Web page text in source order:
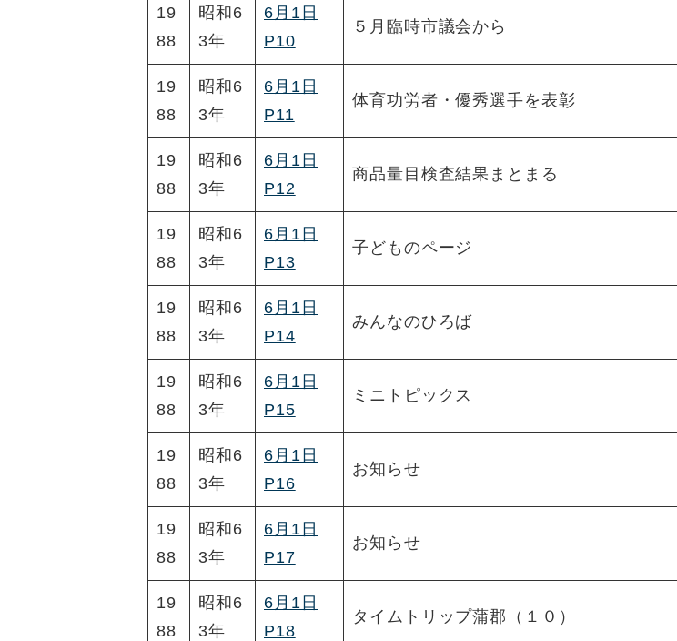
19
88
昭和6
3年
6月1日
P10
５月臨時市議会から
19
88
昭和6
3年
6月1日
P11
体育功労者・優秀選手を表彰
19
88
昭和6
3年
6月1日
P12
商品量目検査結果まとまる
19
88
昭和6
3年
6月1日
P13
子どものページ
19
88
昭和6
3年
6月1日
P14
みんなのひろば
19
88
昭和6
3年
6月1日
P15
ミニトピックス
19
88
昭和6
3年
6月1日
P16
お知らせ
19
88
昭和6
3年
6月1日
P17
お知らせ
19
88
昭和6
3年
6月1日
P18
タイムトリップ蒲郡（１０）